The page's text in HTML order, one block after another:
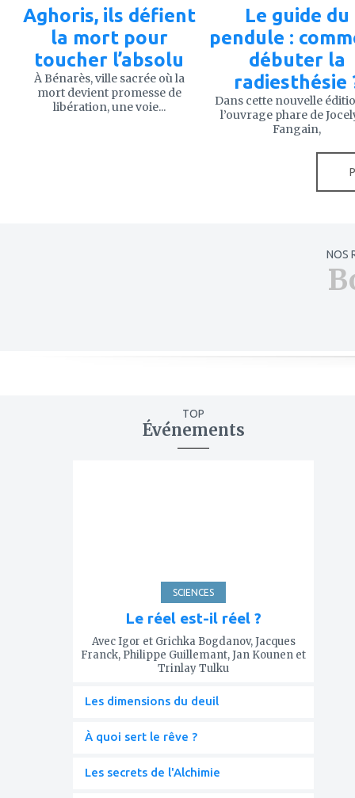
Aghoris, ils défient
la mort pour
toucher l’absolu
À Bénarès, ville sacrée où la
mort devient promesse de
libération, une voie...
Le guide du
pendule :
débuter la
radiesthésie
Dans cette nouvelle
l’ouvrage phare de
Fangain,
NOS
TOP
Événements
SCIENCES
Le réel est-il réel ?
Avec Igor et Grichka Bogdanov, Jacques
Franck, Philippe Guillemant, Jan Kounen et
Trinlay Tulku
Les dimensions du deuil
À quoi sert le rêve ?
Les secrets de l'Alchimie